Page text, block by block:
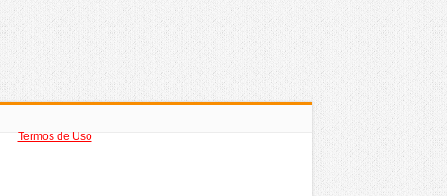
Termos de Uso